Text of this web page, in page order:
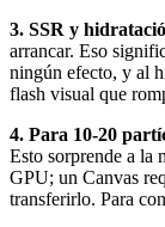
3. SSR y
arrancar. Eso
ningún efecto, y al
flash visual que
4. Para 10-20
Esto sorprende a la
GPU; un Canvas
transferirlo. Para